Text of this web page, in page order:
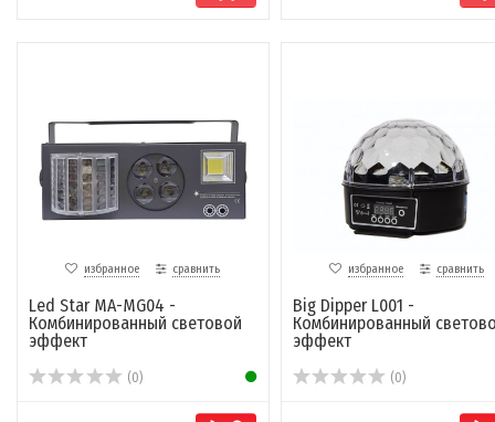
избранное сравнить
Led Star MA-MG04 -
Комбинированный световой
эффект
(0)
избранное сравнить
Big Dipper L001 -
Комбинированный
эффект
(0)